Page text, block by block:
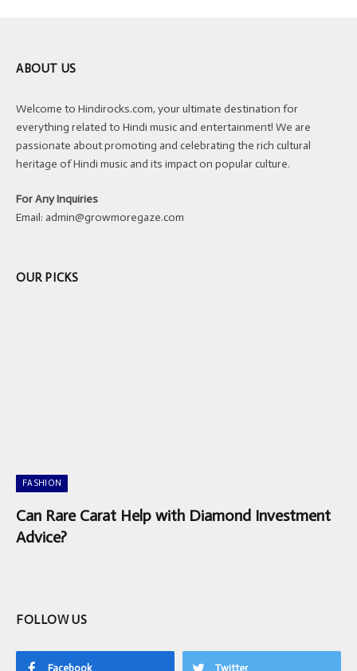
ABOUT US
Welcome to Hindirocks.com, your ultimate destination for
everything related to Hindi music and entertainment! We are
passionate about promoting and celebrating the rich cultural
heritage of Hindi music and its impact on popular culture.
For Any Inquiries
Email: admin@growmoregaze.com
OUR PICKS
FASHION
Can Rare Carat Help with Diamond Investment
Advice?
FOLLOW US
Facebook Twitter